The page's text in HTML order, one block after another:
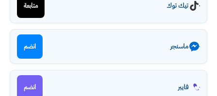
تيك توك متابعة
ماسنجر انضم
فايبر انضم